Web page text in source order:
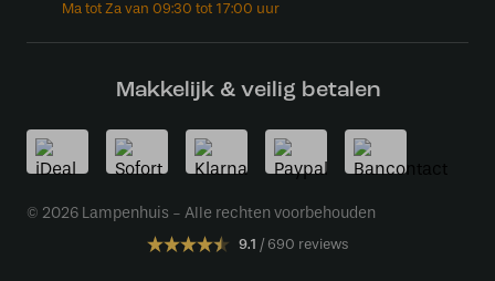
Makkelijk & veilig betalen
© 2026 Lampenhuis - Alle rechten voorbehouden
9.1 690 reviews